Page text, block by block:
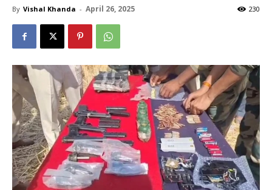
By Vishal Khanda - April 26, 2025 230